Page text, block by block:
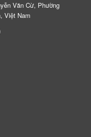
Văn Cừ, Phường
Việt Nam